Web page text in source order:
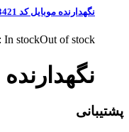
نگهدارنده موبایل کد 3421
In stockOut of stock
نگهدارنده
پشتیبانی